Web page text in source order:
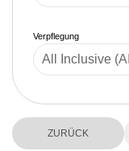
Verpflegung
ZURÜCK